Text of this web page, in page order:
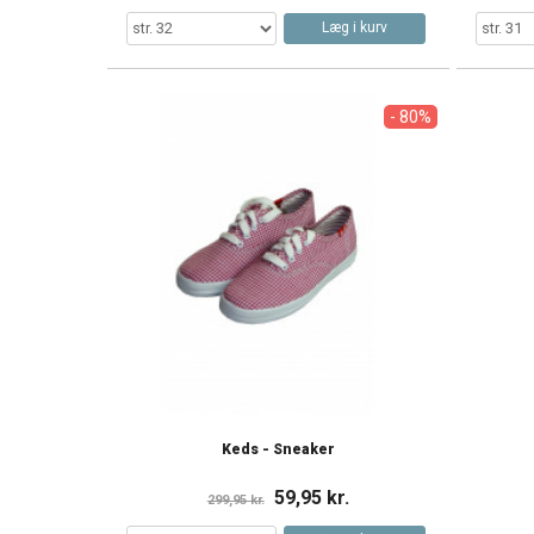
Læg i kurv
- 80%
Keds - Sneaker
299,95 kr. 59,95 kr.